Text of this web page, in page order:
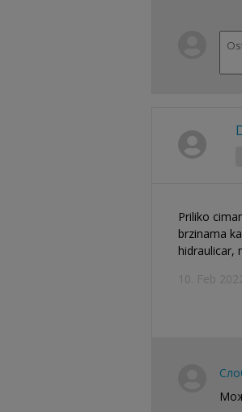
Priliko
brzinama
hidraulicar,
10. Feb